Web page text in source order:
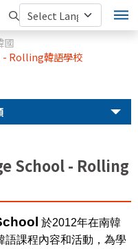
國
Rolling韓語學校
School - Rolling
於2012年在南韓
語課程內容和活動，為學